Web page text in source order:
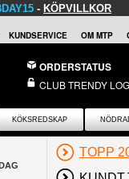
- KÖPVILLKOR
KUNDSERVICE OM MTP
ORDERSTATUS
CLUB TRENDY
KÖKSREDSKAP
TOPP